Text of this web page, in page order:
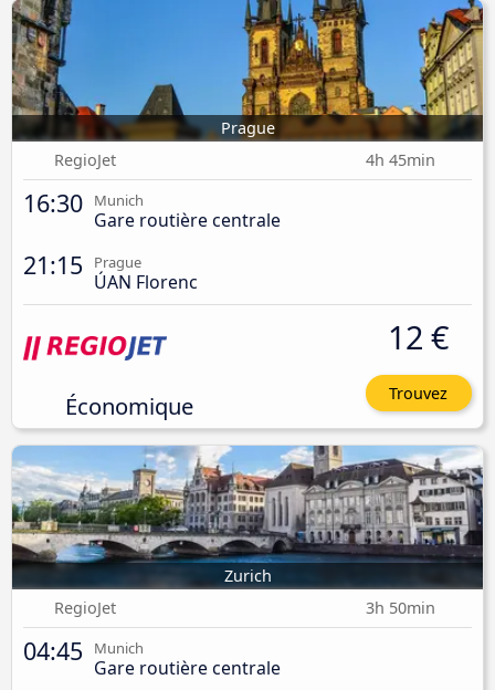
Prague
RegioJet
4h 45min
16:30 Munich
Gare routière centrale
21:15 Prague
ÚAN Florenc
Économique
12 €
Trouvez
Zurich
RegioJet
3h 50min
04:45 Munich
Gare routière centrale